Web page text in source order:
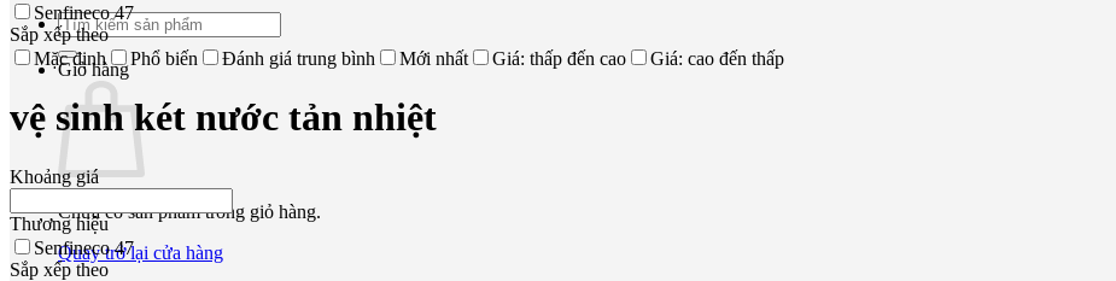
Tìm
kiếm:
Giỏ hàng
Chưa có sản phẩm trong giỏ hàng.
Quay trở lại cửa hàng
Senfineco47
Sắp xếp theo
Mặc định
Phổ biến Đánh giá trung bình Mới nhất Giá: thấp đến cao Giá: cao đến thấp
vệ sinh két nước tản nhiệt
Khoảng giá
Thương hiệu
Senfineco47
Sắp xếp theo